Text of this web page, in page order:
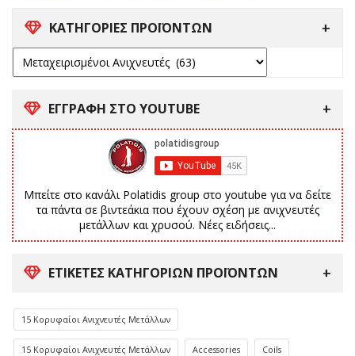
ΚΑΤΗΓΟΡΙΕΣ ΠΡΟΪΟΝΤΩΝ
ΕΓΓΡΑΦΗ ΣΤΟ YOUTUBE
Μπείτε στο κανάλι Polatidis group στο youtube για να δείτε
τα πάντα σε βιντεάκια που έχουν σχέση με ανιχνευτές
μετάλλων και χρυσού. Νέες ειδήσεις...
ΕΤΙΚΈΤΕΣ ΚΑΤΗΓΟΡΙΏΝ ΠΡΟΪΌΝΤΩΝ
15 Κορυφαίοι Ανιχνευτές Μετάλλων
15 Κορυφαίοι Ανιχνευτές Μετάλλων Accessories Coils